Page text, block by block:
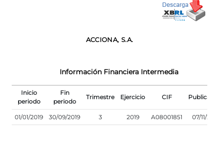
ACCIONA, S.A.
Información Financiera Intermedia
Inicio
periodo
Fin
periodo
Trimestre Ejercicio CIF
01/01/2019 30/09/2019 3 2019 A08001851 07/11/2019